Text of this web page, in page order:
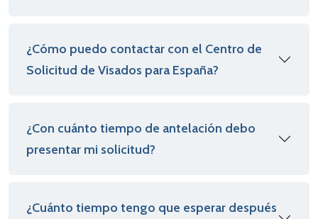
¿Cómo puedo contactar con el Centro de
Solicitud de Visados para España?
¿Con cuánto tiempo de antelación debo
presentar mi solicitud?
¿Cuánto tiempo tengo que esperar después